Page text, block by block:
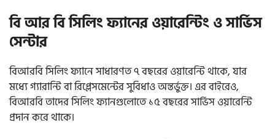
বি আর বি সিলিং ফ্যানের ওয়ারেন্টিং ও সার্ভিস
সেন্টার
বিআরবি সিলিং ফ্যানে সাধারণত ৭ বছরের ওয়ারেন্টি থাকে, যার
মধ্যে গ্যারান্টি বা রিপ্লেসমেন্টের সুবিধাও অন্তর্ভুক্ত। এর বাইরেও,
বিআরবি তাদের সিলিং ফ্যানগুলোতে ১৫ বছরের সার্ভিস ওয়ারেন্টি
প্রদান করে থাকে।